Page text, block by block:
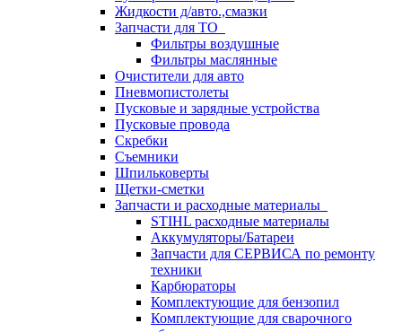
Жидкости д/авто.,смазки
Запчасти для ТО
Фильтры воздушные
Фильтры маслянные
Очистители для авто
Пневмопистолеты
Пусковые и зарядные устройства
Пусковые провода
Скребки
Съемники
Шпильковерты
Щетки-сметки
Запчасти и расходные материалы
STIHL расходные материалы
Аккумуляторы/Батареи
Запчасти для СЕРВИСА по ремонту
техники
Карбюраторы
Комплектующие для бензопил
Комплектующие для сварочного